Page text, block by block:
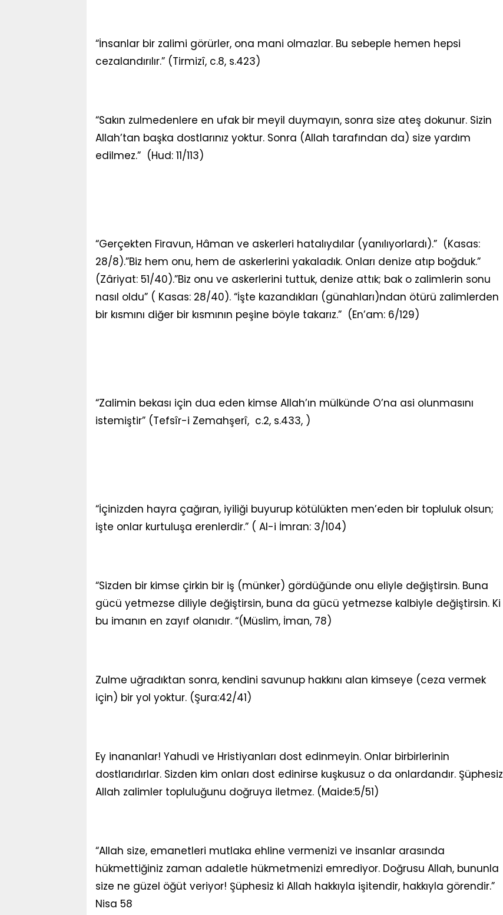
“İnsanlar bir zalimi görürler, ona mani olmazlar. Bu sebeple hemen hepsi
cezalandırılır.” (Tirmizî, c.8, s.423)
“Sakın zulmedenlere en ufak bir meyil duymayın, sonra size ateş dokunur. Sizin
Allah’tan başka dostlarınız yoktur. Sonra (Allah tarafından da) size yardım
edilmez.” (Hud: 11/113)
“Gerçekten Firavun, Hâman ve askerleri hatalıydılar (yanılıyorlardı).” (Kasas:
28/8).”Biz hem onu, hem de askerlerini yakaladık. Onları denize atıp boğduk.”
(Zâriyat: 51/40).”Biz onu ve askerlerini tuttuk, denize attık; bak o zalimlerin sonu
nasıl oldu” ( Kasas: 28/40). “İşte kazandıkları (günahları)ndan ötürü zalimlerden
bir kısmını diğer bir kısmının peşine böyle takarız.” (En’am: 6/129)
“Zalimin bekası için dua eden kimse Allah’ın mülkünde O’na asi olunmasını
istemiştir” (Tefsîr-i Zemahşerî, c.2, s.433, )
“İçinizden hayra çağıran, iyiliği buyurup kötülükten men’eden bir topluluk olsun;
işte onlar kurtuluşa erenlerdir.” ( Al-i İmran: 3/104)
“Sizden bir kimse çirkin bir iş (münker) gördüğünde onu eliyle değiştirsin. Buna
gücü yetmezse diliyle değiştirsin, buna da gücü yetmezse kalbiyle değiştirsin. Ki
bu imanın en zayıf olanıdır. “(Müslim, İman, 78)
Zulme uğradıktan sonra, kendini savunup hakkını alan kimseye (ceza vermek
için) bir yol yoktur. (Şura:42/41)
Ey inananlar! Yahudi ve Hristiyanları dost edinmeyin. Onlar birbirlerinin
dostlarıdırlar. Sizden kim onları dost edinirse kuşkusuz o da onlardandır. Şüphesiz
Allah zalimler topluluğunu doğruya iletmez. (Maide:5/51)
“Allah size, emanetleri mutlaka ehline vermenizi ve insanlar arasında
hükmettiğiniz zaman adaletle hükmetmenizi emrediyor. Doğrusu Allah, bununla
size ne güzel öğüt veriyor! Şüphesiz ki Allah hakkıyla işitendir, hakkıyla görendir.”
Nisa 58